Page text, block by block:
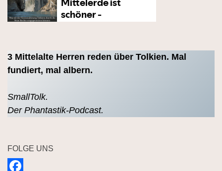
3 Mittelalte Herren reden über Tolkien. Mal
fundiert, mal albern.
SmallTolk.
Der Phantastik-Podcast.
FOLGE UNS